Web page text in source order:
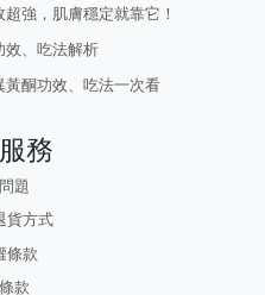
強，肌膚穩定就靠它！
效、吃法解析
酮功效、吃法一次看
務
題
貨方式
條款
款